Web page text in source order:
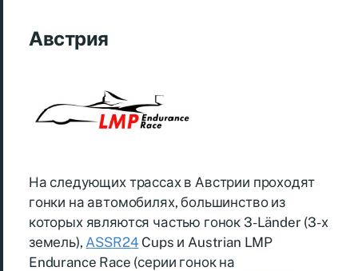
Австрия
На следующих трассах в Австрии проходят
гонки на автомобилях, большинство из
которых являются частью гонок 3-Länder (3-х
земель),ASSR24Cups и Austrian LMP
Endurance Race (серии гонок на